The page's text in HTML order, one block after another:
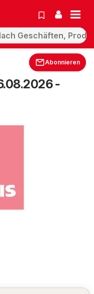
Abonnieren
-